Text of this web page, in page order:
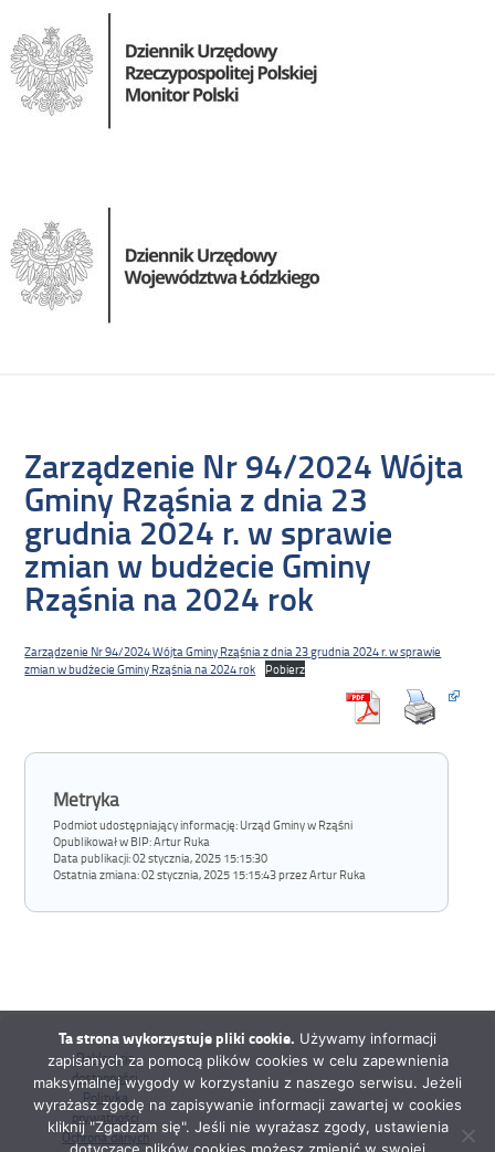
Zarządzenie Nr 94/2024 Wójta
Gminy Rząśnia z dnia 23
grudnia 2024 r. w sprawie
zmian w budżecie Gminy
Rząśnia na 2024 rok
Zarządzenie Nr 94/2024 Wójta Gminy Rząśnia z dnia 23 grudnia 2024 r. w sprawie
zmian w budżecie Gminy Rząśnia na 2024 rok
Pobierz
Metryka
Podmiot udostępniający informację: Urząd Gminy w Rząśni
Opublikował w BIP:Artur Ruka
Data publikacji:02 stycznia, 2025 15:15:30
Ostatnia zmiana:02 stycznia, 2025 15:15:43 przez Artur Ruka
Deklaracja
dostępności
Polityka
prywatności
Ochrona danych
Ta strona wykorzystuje pliki cookie. Używamy informacji
zapisanych za pomocą plików cookies w celu zapewnienia
maksymalnej wygody w korzystaniu z naszego serwisu. Jeżeli
wyrażasz zgodę na zapisywanie informacji zawartej w cookies
kliknij "Zgadzam się". Jeśli nie wyrażasz zgody, ustawienia